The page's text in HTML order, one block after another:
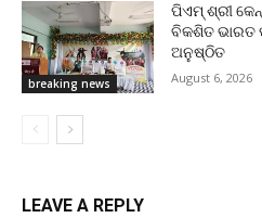
breaking news
ପିଏମ୍ ଶ୍ରୀ
ବିକଶିତ ଭାରତ
ଅନୁଷ୍ଠିତ
August 6, 2026
LEAVE A REPLY